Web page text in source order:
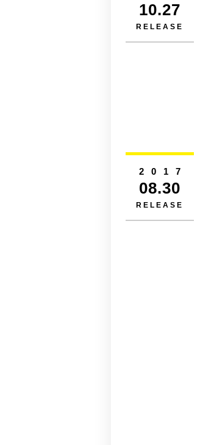
10.27
RELEASE
2017
08.30
RELEASE